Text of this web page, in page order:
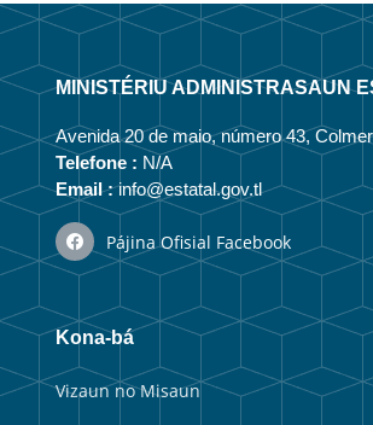
MINISTÉRIU ADMINISTRASAUN
Avenida 20 de maio, número 43,
Telefone : N/A
Email :info@estatal.gov.tl
Pájina Ofisial Facebook
Kona-bá
Vizaun no Misaun